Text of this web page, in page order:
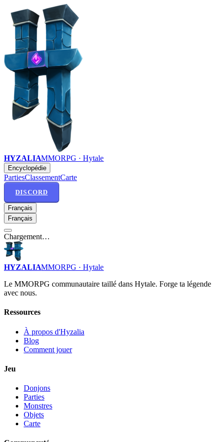
HYZALIAMMORPG · Hytale
Encyclopédie
PartiesClassementCarte
DISCORD
Français
Français
Chargement…
HYZALIAMMORPG · Hytale
Le MMORPG communautaire taillé dans Hytale. Forge ta légende
avec nous.
Ressources
À propos d'Hyzalia
Blog
Comment jouer
Jeu
Donjons
Parties
Monstres
Objets
Carte